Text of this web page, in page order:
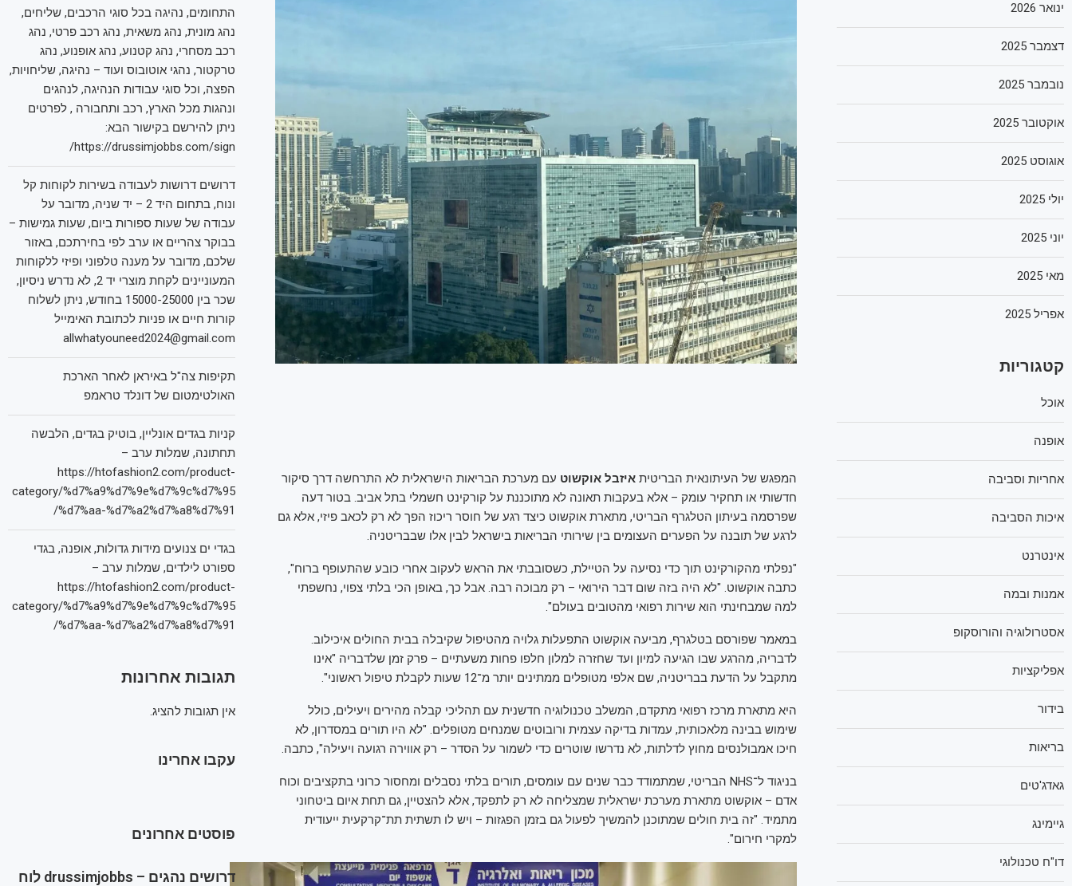
המפגש של העיתונאית הבריטית איזבל אוקשוט עם מערכת הבריאות הישראלית לא התרחשה דרך סיקור
חדשותי או תחקיר עומק – אלא בעקבות תאונה לא מתוכננת על קורקינט חשמלי בתל אביב. בטור דעה
שפרסמה בעיתון הטלגרף הבריטי, מתארת אוקשוט כיצד רגע של חוסר ריכוז הפך לא רק לכאב פיזי, אלא גם
לרגע של תובנה על הפערים העצומים בין שירותי הבריאות בישראל לבין אלו שבבריטניה.
"נפלתי מהקורקינט תוך כדי נסיעה על הטיילת, כשסובבתי את הראש לעקוב אחרי כובע שהתעופף ברוח",
כתבה אוקשוט. "לא היה בזה שום דבר הירואי – רק מבוכה רבה. אבל כך, באופן הכי בלתי צפוי, נחשפתי
למה שמבחינתי הוא שירות רפואי מהטובים בעולם".
במאמר שפורסם בטלגרף, מביעה אוקשוט התפעלות גלויה מהטיפול שקיבלה בבית החולים איכילוב.
לדבריה, מהרגע שבו הגיעה למיון ועד שחזרה למלון חלפו פחות משעתיים – פרק זמן שלדבריה "אינו
מתקבל על הדעת בבריטניה, שם אלפי מטופלים ממתינים יותר מ־12 שעות לקבלת טיפול ראשוני".
היא מתארת מרכז רפואי מתקדם, המשלב טכנולוגיה חדשנית עם תהליכי קבלה מהירים ויעילים, כולל
שימוש בבינה מלאכותית, עמדות בדיקה עצמית ורובוטים שמנחים מטופלים. "לא היו תורים במסדרון, לא
חיכו אמבולנסים מחוץ לדלתות, לא נדרשו שוטרים כדי לשמור על הסדר – רק אווירה רגועה ויעילה", כתבה.
בניגוד ל־NHS הבריטי, שמתמודד כבר שנים עם עומסים, תורים בלתי נסבלים ומחסור כרוני בתקציבים וכוח
אדם – אוקשוט מתארת מערכת ישראלית שמצליחה לא רק לתפקד, אלא להצטיין, גם תחת איום ביטחוני
מתמיד. "זה בית חולים שמתוכנן להמשיך לפעול גם בזמן הפגזות – ויש לו תשתית תת־קרקעית ייעודית
למקרי חירום".
התחומים, נהיגה בכל סוגי הרכבים, שליחים,
נהג מונית, נהג משאית, נהג רכב פרטי, נהג
רכב מסחרי, נהג קטנוע, נהג אופנוע, נהג
טרקטור, נהגי אוטובוס ועוד – נהיגה, שליחויות,
הפצה, וכל סוגי עבודות הנהיגה, לנהגים
ונהגות מכל הארץ, רכב ותחבורה , לפרטים
ניתן להירשם בקישור הבא:
https://drussimjobbs.com/sign/
דרושים דרושות לעבודה בשירות לקוחות קל
ונוח, בתחום היד 2 – יד שניה, מדובר על
עבודה של שעות ספורות ביום, שעות גמישות –
בבוקר צהריים או ערב לפי בחירתכם, באזור
שלכם, מדובר על מענה טלפוני ופיזי ללקוחות
המעוניינים לקחת מוצרי יד 2, לא נדרש ניסיון,
שכר בין 15000-25000 בחודש, ניתן לשלוח
קורות חיים או פניות לכתובת האימייל
allwhatyouneed2024@gmail.com
תקיפות צה"ל באיראן לאחר הארכת
האולטימטום של דונלד טראמפ
קניות בגדים אונליין, בוטיק בגדים, הלבשה
תחתונה, שמלות ערב –
https://htofashion2.com/product-
category/%d7%a9%d7%9e%d7%9c%d7%95
%d7%aa-%d7%a2%d7%a8%d7%91/
בגדי ים צנועים מידות גדולות, אופנה, בגדי
ספורט לילדים, שמלות ערב –
https://htofashion2.com/product-
category/%d7%a9%d7%9e%d7%9c%d7%95
%d7%aa-%d7%a2%d7%a8%d7%91/
תגובות אחרונות
אין תגובות להציג.
עקבו אחרינו
פוסטים אחרונים
דרושים נהגים – drussimjobbs לוח
ינואר 2026
דצמבר 2025
נובמבר 2025
אוקטובר 2025
אוגוסט 2025
יולי 2025
יוני 2025
מאי 2025
אפריל 2025
קטגוריות
אוכל
אופנה
אחריות וסביבה
איכות הסביבה
אינטרנט
אמנות ובמה
אסטרולוגיה והורוסקופ
אפליקציות
בידור
בריאות
גאדג'טים
גיימינג
דו"ח טכנולוגי